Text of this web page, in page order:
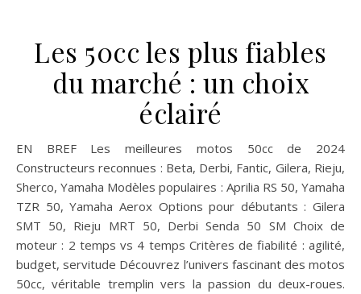
Les 50cc les plus fiables
du marché : un choix
éclairé
EN BREF Les meilleures motos 50cc de 2024
Constructeurs reconnues : Beta, Derbi, Fantic, Gilera, Rieju,
Sherco, Yamaha Modèles populaires : Aprilia RS 50, Yamaha
TZR 50, Yamaha Aerox Options pour débutants : Gilera
SMT 50, Rieju MRT 50, Derbi Senda 50 SM Choix de
moteur : 2 temps vs 4 temps Critères de fiabilité : agilité,
budget, servitude Découvrez l’univers fascinant des motos
50cc, véritable tremplin vers la passion du deux-roues.